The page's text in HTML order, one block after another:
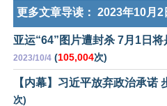
更多文章导读： 2023年10月2
亚运“64”图片遭封杀 7月1日将
2023/10/4 (105,004次)
【内幕】习近平放弃政治承诺
次)